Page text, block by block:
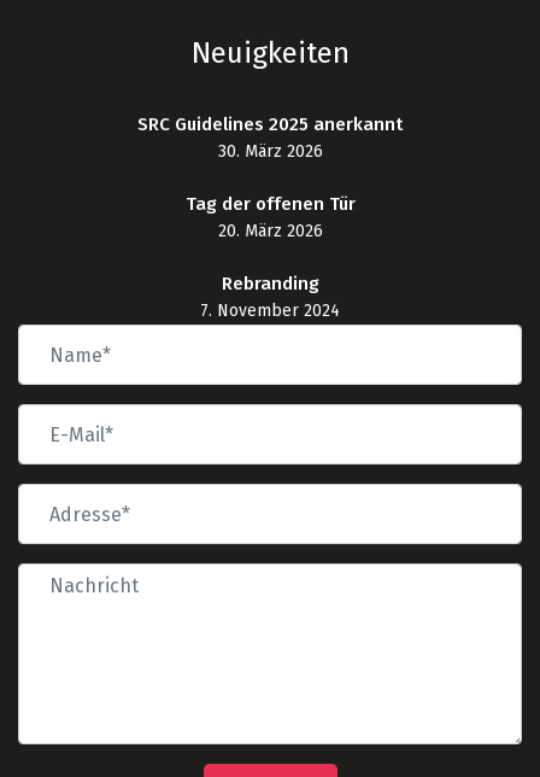
Neuigkeiten
SRC Guidelines 2025 anerkannt
30. März 2026
Tag der offenen Tür
20. März 2026
Rebranding
7. November 2024